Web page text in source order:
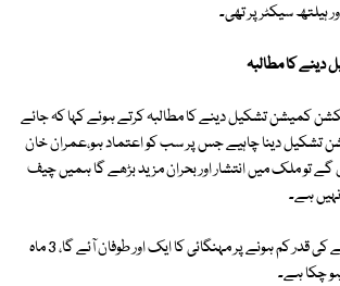
ہیلتھ سیکٹر پر تھی۔
دینے کا مطالبہ
کمیشن تشکیل دینے کا مطالبہ کرتے ہوئے کہا کہ جائے
تشکیل دینا چاہیے جس پر سب کو اعتماد ہو،عمران خان
گے تو ملک میں انتشار اور بحران مزید بڑھے گا ہمیں چیف
ہے۔
انہوں نے مزید کہا کہ روپے کی قدر کم ہونے پر مہنگائی کا ایک اور طوفان آئے گا، 3 ماہ